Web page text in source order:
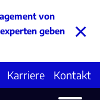
von
geben
×
Karriere Kontakt